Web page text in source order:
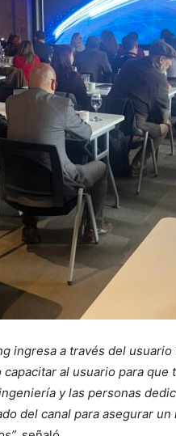
ingresa a través del
al usuario para que
y las personas
del canal para asegurar